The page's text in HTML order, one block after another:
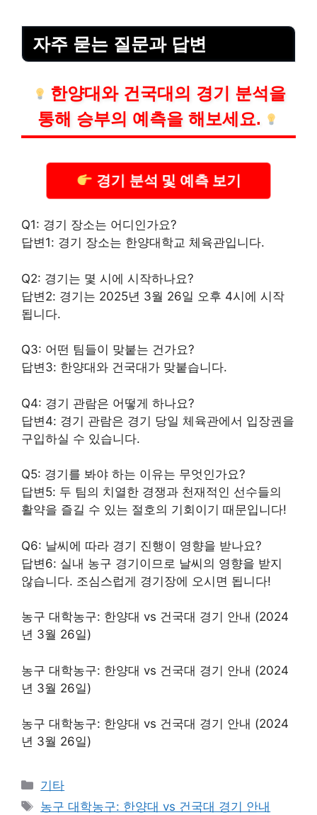
자주 묻는 질문과 답변
한양대와 건국대의 경기 분석을
통해 승부의 예측을 해보세요.
경기 분석 및 예측 보기
Q1: 경기 장소는 어디인가요?
답변1: 경기 장소는 한양대학교 체육관입니다.
Q2: 경기는 몇 시에 시작하나요?
답변2: 경기는 2025년 3월 26일 오후 4시에 시작
됩니다.
Q3: 어떤 팀들이 맞붙는 건가요?
답변3: 한양대와 건국대가 맞붙습니다.
Q4: 경기 관람은 어떻게 하나요?
답변4: 경기 관람은 경기 당일 체육관에서 입장권을
구입하실 수 있습니다.
Q5: 경기를 봐야 하는 이유는 무엇인가요?
답변5: 두 팀의 치열한 경쟁과 천재적인 선수들의
활약을 즐길 수 있는 절호의 기회이기 때문입니다!
Q6: 날씨에 따라 경기 진행이 영향을 받나요?
답변6: 실내 농구 경기이므로 날씨의 영향을 받지
않습니다. 조심스럽게 경기장에 오시면 됩니다!
농구 대학농구: 한양대 vs 건국대 경기 안내 (2024
년 3월 26일)
농구 대학농구: 한양대 vs 건국대 경기 안내 (2024
년 3월 26일)
농구 대학농구: 한양대 vs 건국대 경기 안내 (2024
년 3월 26일)
Categories
기타
Tags
농구 대학농구: 한양대 vs 건국대 경기 안내